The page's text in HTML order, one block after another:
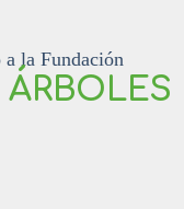
a la Fundación
ÁRBOLES